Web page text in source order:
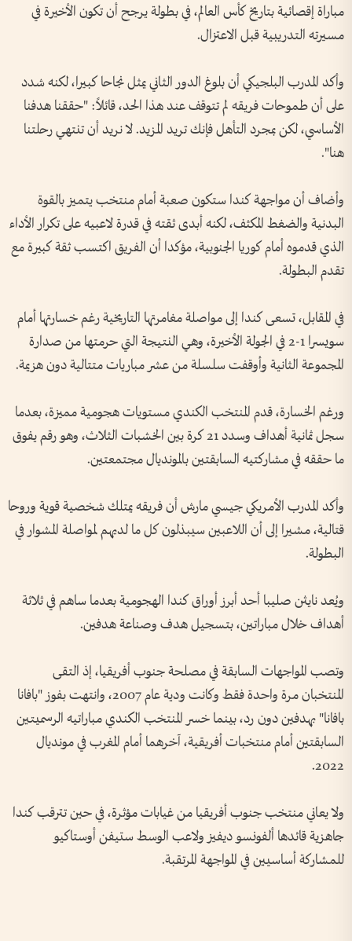
مباراة إقصائية بتاريخ كأس العالم، في بطولة يرجح أن تكون الأخيرة في
مسيرته التدريبية قبل الاعتزال.
وأكد المدرب البلجيكي أن بلوغ الدور الثاني يمثل نجاحا كبيرا، لكنه شدد
على أن طموحات فريقه لم تتوقف عند هذا الحد، قائلاً: "حققنا هدفنا
الأساسي، لكن بمجرد التأهل فإنك تريد المزيد. لا نريد أن تنتهي رحلتنا
هنا".
وأضاف أن مواجهة كندا ستكون صعبة أمام منتخب يتميز بالقوة
البدنية والضغط المكثف، لكنه أبدى ثقته في قدرة لاعبيه على تكرار الأداء
الذي قدموه أمام كوريا الجنوبية، مؤكدا أن الفريق اكتسب ثقة كبيرة مع
تقدم البطولة.
في المقابل، تسعى كندا إلى مواصلة مغامرتها التاريخية رغم خسارتها أمام
سويسرا 1-2 في الجولة الأخيرة، وهي النتيجة التي حرمتها من صدارة
المجموعة الثانية وأوقفت سلسلة من عشر مباريات متتالية دون هزيمة.
ورغم الخسارة، قدم المنتخب الكندي مستويات هجومية مميزة، بعدما
سجل ثمانية أهداف وسدد 21 كرة بين الخشبات الثلاث، وهو رقم يفوق
ما حققه في مشاركتيه السابقتين بالمونديال مجتمعتين.
وأكد المدرب الأمريكي جيسي مارش أن فريقه يمتلك شخصية قوية وروحا
قتالية، مشيرا إلى أن اللاعبين سيبذلون كل ما لديهم لمواصلة المشوار في
البطولة.
ويُعد نايثن صليبا أحد أبرز أوراق كندا الهجومية بعدما ساهم في ثلاثة
أهداف خلال مباراتين، بتسجيل هدف وصناعة هدفين.
وتصب المواجهات السابقة في مصلحة جنوب أفريقيا، إذ التقى
المنتخبان مرة واحدة فقط وكانت ودية عام 2007، وانتهت بفوز "بافانا
بافانا" بهدفين دون رد، بينما خسر المنتخب الكندي مباراتيه الرسميتين
السابقتين أمام منتخبات أفريقية، آخرهما أمام المغرب في مونديال
2022.
ولا يعاني منتخب جنوب أفريقيا من غيابات مؤثرة، في حين تترقب كندا
جاهزية قائدها ألفونسو ديفيز ولاعب الوسط ستيفن أوستاكيو
للمشاركة أساسيين في المواجهة المرتقبة.